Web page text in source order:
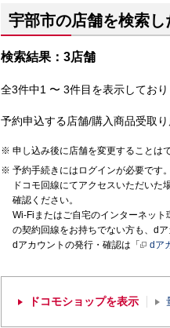
宇部市の店舗を検索
検索結果：3店舗
全3件中1 〜 3件目を表示してお
予約申込する店舗/購入商品受取り
申し込み後に店舗を変更することは
予約手続きにはログインが必要です。
ドコモ回線にてアクセスいただい
確認ください。
Wi-Fiまたはご自宅のインターネッ
の契約回線をお持ちでない方も、dア
dアカウントの発行・確認は「
dア
ドコモショップを表示